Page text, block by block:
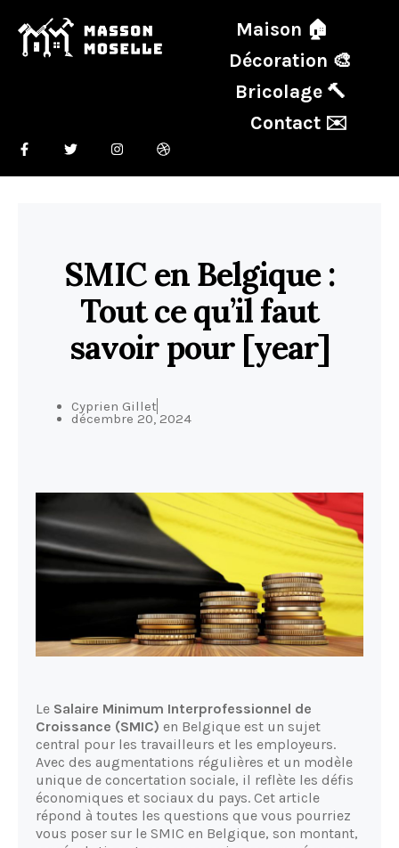
Maison 🏠
Décoration 🎨
Bricolage 🔨
Contact ✉️
SMIC en Belgique :
Tout ce qu’il faut
savoir pour [year]
Cyprien Gillet
décembre 20, 2024
Le Salaire Minimum Interprofessionnel de
Croissance (SMIC) en Belgique est un sujet
central pour les travailleurs et les employeurs.
Avec des augmentations régulières et un modèle
unique de concertation sociale, il reflète les défis
économiques et sociaux du pays. Cet article
répond à toutes les questions que vous pourriez
vous poser sur le SMIC en Belgique, son montant,